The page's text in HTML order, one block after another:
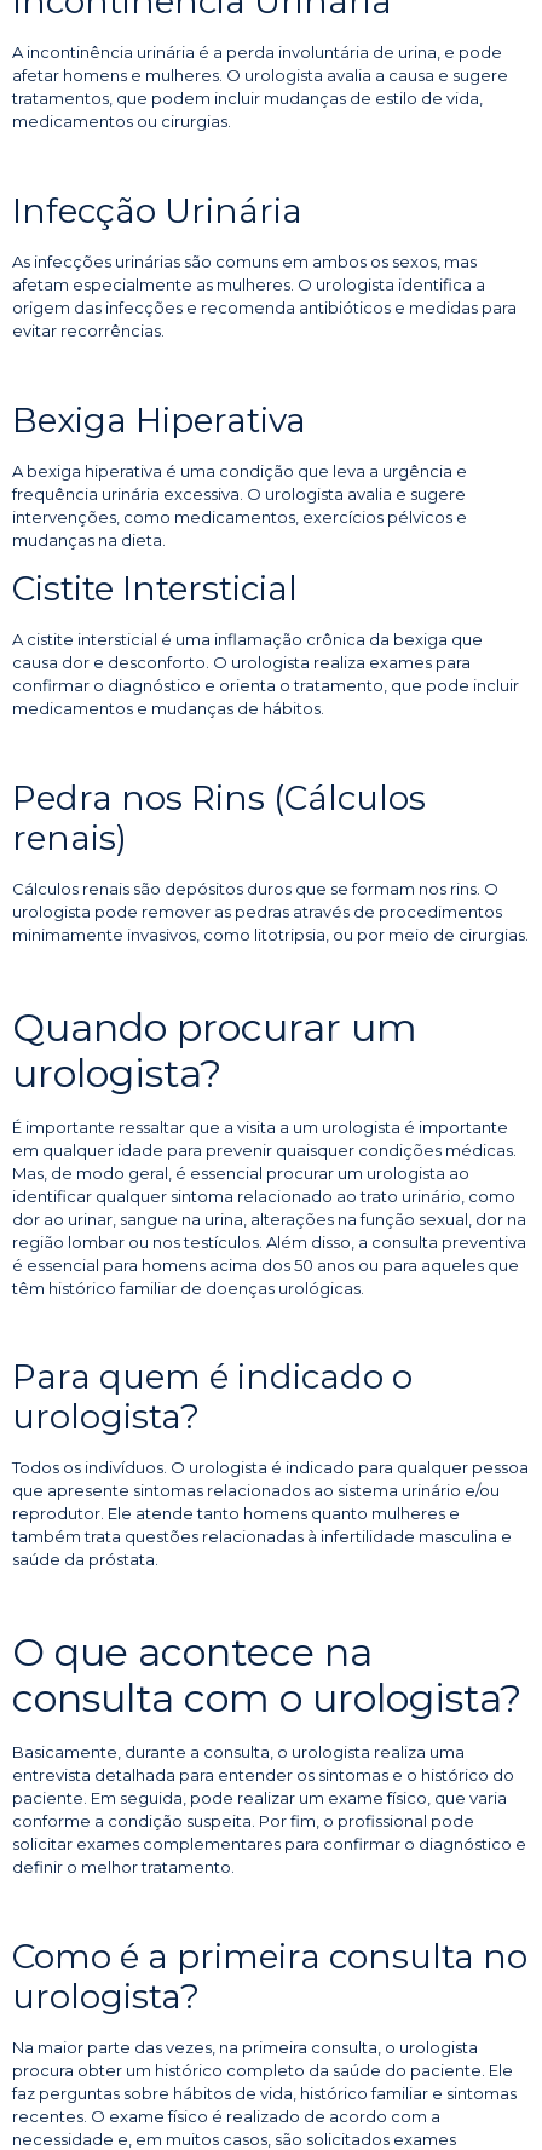
A incontinência urinária é a perda involuntária de urina, e pode
afetar homens e mulheres. O urologista avalia a causa e sugere
tratamentos, que podem incluir mudanças de estilo de vida,
medicamentos ou cirurgias.
Infecção Urinária
As infecções urinárias são comuns em ambos os sexos, mas
afetam especialmente as mulheres. O urologista identifica a
origem das infecções e recomenda antibióticos e medidas para
evitar recorrências.
Bexiga Hiperativa
A bexiga hiperativa é uma condição que leva a urgência e
frequência urinária excessiva. O urologista avalia e sugere
intervenções, como medicamentos, exercícios pélvicos e
mudanças na dieta.
Cistite Intersticial
A cistite intersticial é uma inflamação crônica da bexiga que
causa dor e desconforto. O urologista realiza exames para
confirmar o diagnóstico e orienta o tratamento, que pode incluir
medicamentos e mudanças de hábitos.
Pedra nos Rins (Cálculos
renais)
Cálculos renais são depósitos duros que se formam nos rins. O
urologista pode remover as pedras através de procedimentos
minimamente invasivos, como litotripsia, ou por meio de cirurgias.
Quando procurar um
urologista?
É importante ressaltar que a visita a um urologista é importante
em qualquer idade para prevenir quaisquer condições médicas.
Mas, de modo geral, é essencial procurar um urologista ao
identificar qualquer sintoma relacionado ao trato urinário, como
dor ao urinar, sangue na urina, alterações na função sexual, dor na
região lombar ou nos testículos. Além disso, a consulta preventiva
é essencial para homens acima dos 50 anos ou para aqueles que
têm histórico familiar de doenças urológicas.
Para quem é indicado o
urologista?
Todos os indivíduos. O urologista é indicado para qualquer pessoa
que apresente sintomas relacionados ao sistema urinário e/ou
reprodutor. Ele atende tanto homens quanto mulheres e
também trata questões relacionadas à infertilidade masculina e
saúde da próstata.
O que acontece na
consulta com o urologista?
Basicamente, durante a consulta, o urologista realiza uma
entrevista detalhada para entender os sintomas e o histórico do
paciente. Em seguida, pode realizar um exame físico, que varia
conforme a condição suspeita. Por fim, o profissional pode
solicitar exames complementares para confirmar o diagnóstico e
definir o melhor tratamento.
Como é a primeira consulta no
urologista?
Na maior parte das vezes, na primeira consulta, o urologista
procura obter um histórico completo da saúde do paciente. Ele
faz perguntas sobre hábitos de vida, histórico familiar e sintomas
recentes. O exame físico é realizado de acordo com a
necessidade e, em muitos casos, são solicitados exames